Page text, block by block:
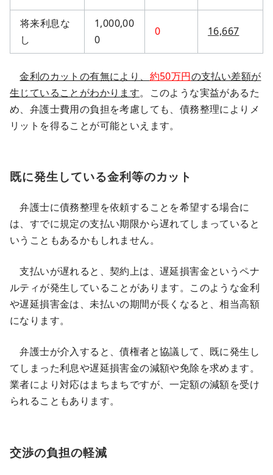
将来利息な
し
1,000,00
0
0 16,667
金利のカットの有無により、 約50万円の支払い差額が
生じていることがわかります。このような実益があるた
め、弁護士費用の負担を考慮しても、債務整理によりメ
リットを得ることが可能といえます。
既に発生している金利等のカット
弁護士に債務整理を依頼することを希望する場合に
は、すでに規定の支払い期限から遅れてしまっていると
いうこともあるかもしれません。
支払いが遅れると、契約上は、遅延損害金というペナ
ルティが発生していることがあります。このような金利
や遅延損害金は、未払いの期間が長くなると、相当高額
になります。
弁護士が介入すると、債権者と協議して、既に発生し
てしまった利息や遅延損害金の減額や免除を求めます。
業者により対応はまちまちですが、一定額の減額を受け
られることもあります。
交渉の負担の軽減